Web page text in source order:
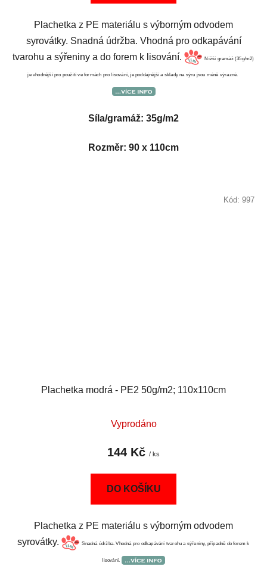
Plachetka z PE materiálu s výborným odvodem
syrovátky. Snadná údržba. Vhodná pro odkapávání
tvarohu a sýřeniny a do forem k lisování.
Nižší gramáž (35g/m2)
je vhodnější pro použití ve formách pro lisování, je poddajnější a sklady na sýru jsou méně výrazné.
Síla/gramáž: 35g/m2
Rozměr: 90 x 110cm
Plachetka modrá - PE2 50g/m2; 110x110cm
Vyprodáno
144 Kč / ks
DO KOŠÍKU
Plachetka z PE materiálu s výborným odvodem
syrovátky.
Snadná údržba. Vhodná pro odkapávání tvarohu a sýřeniny, případně do forem k
lisování.
Kód: 997